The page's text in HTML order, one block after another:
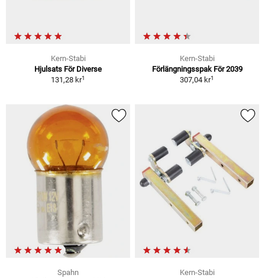
Kern-Stabi
Hjulsats För Diverse
131,28 kr1
Kern-Stabi
Förlängningsspak För 2039
307,04 kr1
Spahn
Kern-Stabi